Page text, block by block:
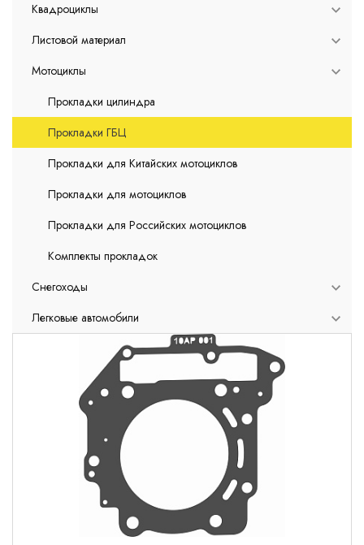
Квадроциклы
Листовой материал
Мотоциклы
Прокладки цилиндра
Прокладки ГБЦ
Прокладки для Китайских мотоциклов
Прокладки для мотоциклов
Прокладки для Российских мотоциклов
Комплекты прокладок
Снегоходы
Легковые автомобили